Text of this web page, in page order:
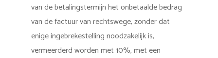
van de betalingstermijn het onbetaalde bedrag
van de factuur van rechtswege, zonder dat
enige ingebrekestelling noodzakelijk is,
vermeerderd worden met 10%, met een